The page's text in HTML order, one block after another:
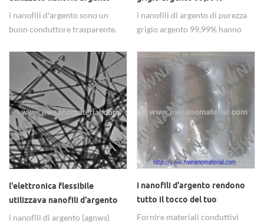
argento
i nanofili d'argento sono un
buon conduttore trasparente.
i nanofili di argento di purezza
grigio argento 99,99% hanno
elettrodo trasparente.
l'elettronica flessibile
utilizzava nanofili d'argento
i nanofili di argento (agnws)
i nanofili d'argento rendono
tutto il tocco del tuo
cruscotto
Fornire materiali conduttivi